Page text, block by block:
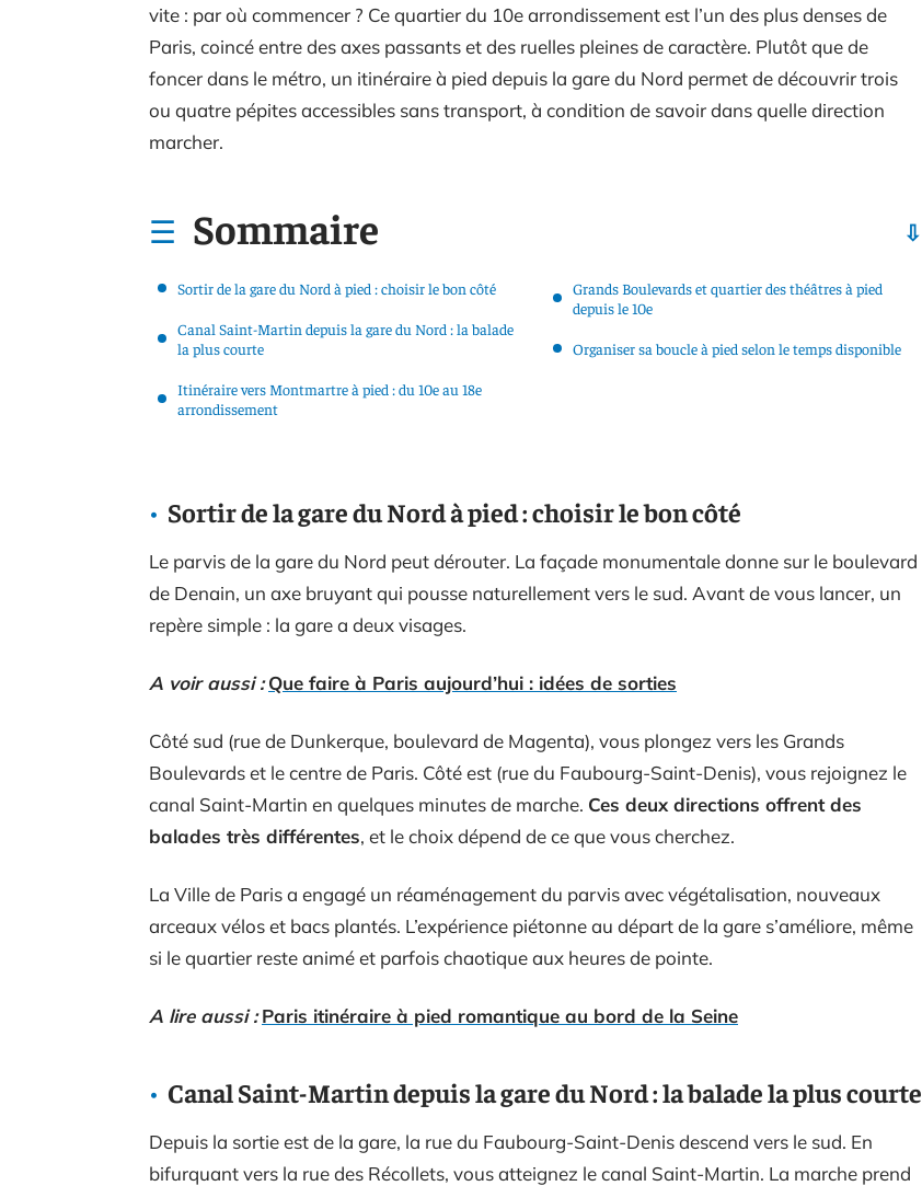
vite : par où commencer ? Ce quartier du 10e arrondissement est l’un des plus denses de
Paris, coincé entre des axes passants et des ruelles pleines de caractère. Plutôt que de
foncer dans le métro, un itinéraire à pied depuis la gare du Nord permet de découvrir trois
ou quatre pépites accessibles sans transport, à condition de savoir dans quelle direction
marcher.
Sommaire
Sortir de la gare du Nord à pied : choisir le bon côté
Canal Saint-Martin depuis la gare du Nord : la balade
la plus courte
Itinéraire vers Montmartre à pied : du 10e au 18e
arrondissement
Grands Boulevards et quartier des théâtres à pied
depuis le 10e
Organiser sa boucle à pied selon le temps disponible
Sortir de la gare du Nord à pied : choisir le bon côté
Le parvis de la gare du Nord peut dérouter. La façade monumentale donne sur le boulevard
de Denain, un axe bruyant qui pousse naturellement vers le sud. Avant de vous lancer, un
repère simple : la gare a deux visages.
A voir aussi : Que faire à Paris aujourd’hui : idées de sorties
Côté sud (rue de Dunkerque, boulevard de Magenta), vous plongez vers les Grands
Boulevards et le centre de Paris. Côté est (rue du Faubourg-Saint-Denis), vous rejoignez le
canal Saint-Martin en quelques minutes de marche. Ces deux directions offrent des
balades très différentes, et le choix dépend de ce que vous cherchez.
La Ville de Paris a engagé un réaménagement du parvis avec végétalisation, nouveaux
arceaux vélos et bacs plantés. L’expérience piétonne au départ de la gare s’améliore, même
si le quartier reste animé et parfois chaotique aux heures de pointe.
A lire aussi : Paris itinéraire à pied romantique au bord de la Seine
Canal Saint-Martin depuis la gare du Nord : la balade la plus courte
Depuis la sortie est de la gare, la rue du Faubourg-Saint-Denis descend vers le sud. En
bifurquant vers la rue des Récollets, vous atteignez le canal Saint-Martin. La marche prend